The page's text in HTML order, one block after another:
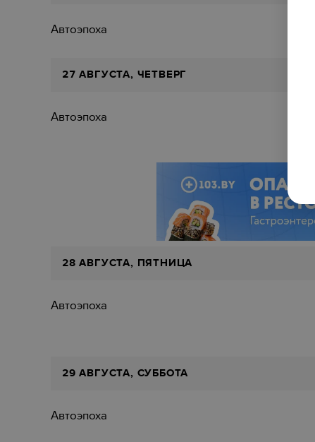
Автоэпоха
27 АВГУСТА, ЧЕТВЕРГ
Автоэпоха
28 АВГУСТА, ПЯТНИЦА
Автоэпоха
29 АВГУСТА, СУББОТА
Автоэпоха